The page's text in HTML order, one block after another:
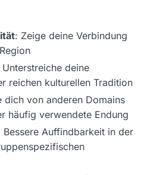
: Zeige deine Verbindung
Unterstreiche deine
reichen kulturellen Tradition
dich von anderen Domains
häufig verwendete Endung
Bessere Auffindbarkeit in der